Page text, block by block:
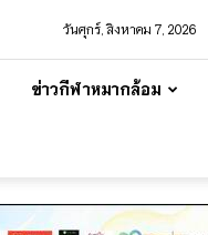
วันศุกร์, สิงหาคม 7, 2026
ข่าวกีฬาหมากล้อม